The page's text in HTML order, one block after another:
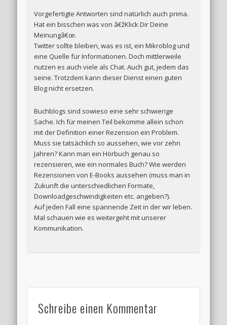
Vorgefertigte Antworten sind natürlich auch prima.
Hat ein bisschen was von â€žKlick Dir Deine
Meinungâ€œ.
Twitter sollte bleiben, was es ist, ein Mikroblog und
eine Quelle für Informationen. Doch mittlerweile
nutzen es auch viele als Chat. Auch gut, jedem das
seine. Trotzdem kann dieser Dienst einen guten
Blog nicht ersetzen.
Buchblogs sind sowieso eine sehr schwierige
Sache. Ich für meinen Teil bekomme allein schon
mit der Definition einer Rezension ein Problem.
Muss sie tatsächlich so aussehen, wie vor zehn
Jahren? Kann man ein Hörbuch genau so
rezensieren, wie ein normales Buch? Wie werden
Rezensionen von E-Books aussehen (muss man in
Zukunft die unterschiedlichen Formate,
Downloadgeschwindigkeiten etc. angeben?).
Auf jeden Fall eine spannende Zeit in der wir leben.
Mal schauen wie es weitergeht mit unserer
Kommunikation.
Schreibe einen Kommentar